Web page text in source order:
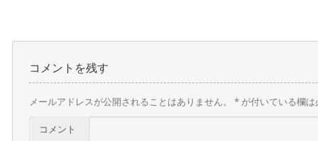
コメントを残す
メールアドレスが公開されることはありません。 *が付いている欄は
コメント